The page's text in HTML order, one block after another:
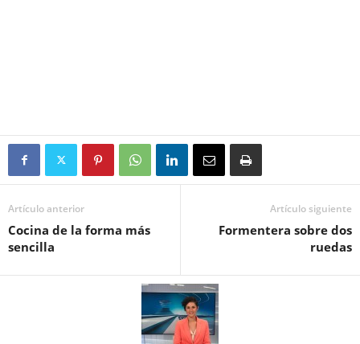
Artículo anterior
Cocina de la forma más
sencilla
Artículo siguiente
Formentera sobre dos
ruedas